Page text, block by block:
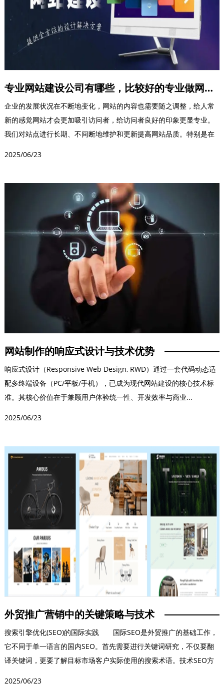
专业网站建设公司有哪些，比较好的专业做网站服务
企业的发展状况在不断地变化，网站的内容也需要随之调整，给人常
新的感觉网站才会更加吸引访问者，给访问者良好的印象更显专业。
我们对站点进行长期、不间断地维护和更新提高网站品质。特别是在
2025/06/23
网站制作的响应式设计与技术优势
响应式设计（Responsive Web Design, RWD）通过一套代码动态适
配多终端设备（PC/平板/手机），已成为现代网站建设的核心技术标
准。其核心价值在于兼顾用户体验统一性、开发效率与商业...
2025/06/23
外贸推广营销中的关键策略与技术
搜索引擎优化(SEO)的国际实践 国际SEO是外贸推广的基础工作，
它不同于单一语言的国内SEO。首先需要进行关键词研究，不仅要翻
译关键词，更要了解目标市场客户实际使用的搜索术语。技术SEO方
2025/06/23